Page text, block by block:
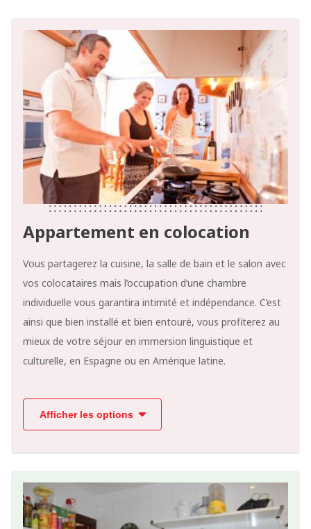
Appartement en colocation
Vous partagerez la cuisine, la salle de bain et le salon avec
vos colocataires mais l’occupation d’une chambre
individuelle vous garantira intimité et indépendance. C’est
ainsi que bien installé et bien entouré, vous profiterez au
mieux de votre séjour en immersion linguistique et
culturelle, en Espagne ou en Amérique latine.
Afficher les options